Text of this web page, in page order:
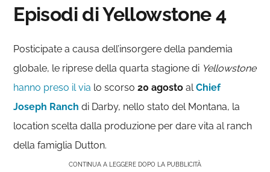
Episodi di Yellowstone 4
Posticipate a causa dell’insorgere della pandemia
globale, le riprese della quarta stagione di Yellowstone
hanno preso il via lo scorso20 agosto alChief
Joseph Ranch di Darby, nello stato del Montana, la
location scelta dalla produzione per dare vita al ranch
della famiglia Dutton.
CONTINUA A LEGGERE DOPO LA PUBBLICITÀ